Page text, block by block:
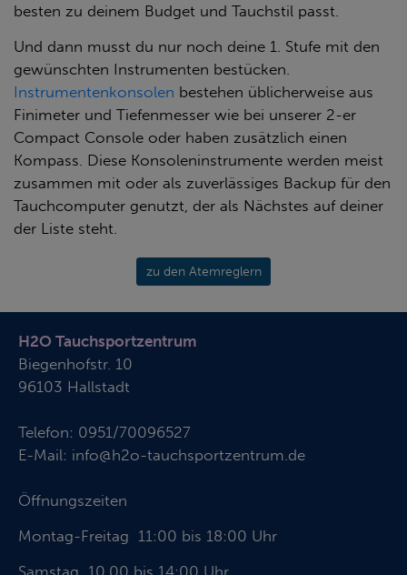
besten zu deinem Budget und Tauchstil passt.
Und dann musst du nur noch deine 1. Stufe mit den
gewünschten Instrumenten bestücken.
Instrumentenkonsolen bestehen üblicherweise aus
Finimeter und Tiefenmesser wie bei unserer 2-er
Compact Console oder haben zusätzlich einen
Kompass. Diese Konsoleninstrumente werden meist
zusammen mit oder als zuverlässiges Backup für den
Tauchcomputer genutzt, der als Nächstes auf deiner
der Liste steht.
zu den Atemreglern
H2O Tauchsportzentrum
Biegenhofstr. 10
96103 Hallstadt
Telefon: 0951/70096527
E-Mail: info@h2o-tauchsportzentrum.de
Öffnungszeiten
Montag-Freitag 11:00 bis 18:00 Uhr